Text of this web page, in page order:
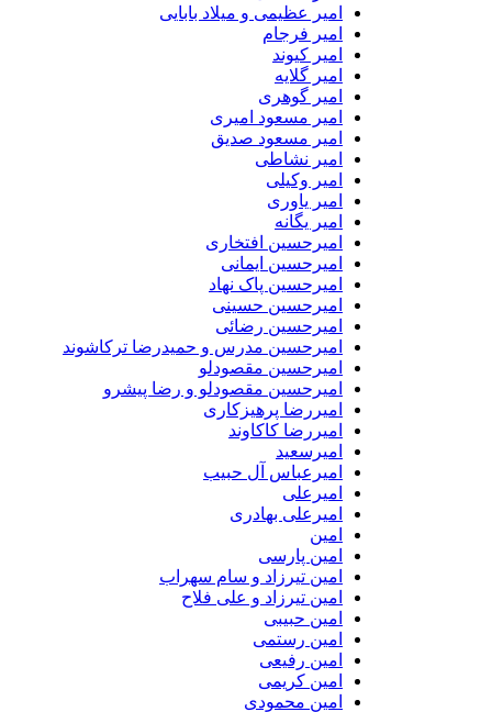
امیر عظیمی و میلاد بابایی
امیر فرجام
امیر کیوند
امیر گلایه
امیر گوهری
امیر مسعود امیری
امیر مسعود صدیق
امیر نشاطی
امیر وکیلی
امیر یاوری
امیر یگانه
امیرحسین افتخاری
امیرحسین ایمانی
امیرحسین پاک نهاد
امیرحسین حسینی
امیرحسین رضائی
امیرحسین مدرس و حمیدرضا ترکاشوند
امیرحسین مقصودلو
امیرحسین مقصودلو و رضا پیشرو
امیررضا پرهیزکاری
امیررضا کاکاوند
امیرسعید
امیرعباس آل حبیب
امیرعلی
امیرعلی بهادری
امین
امین پارسی
امین تیرزاد و سام سهراب
امین تیرزاد و علی فلاح
امین حبیبی
امین رستمی
امین رفیعی
امین کریمی
امین محمودی